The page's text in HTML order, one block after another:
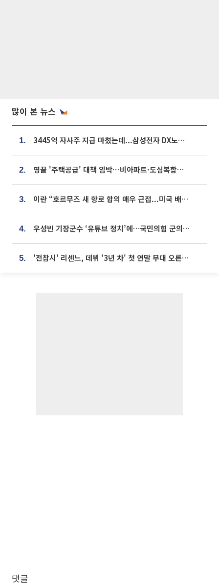
많이 본 뉴스
1. 3445억 자사주 지급 마쳤는데...삼성전자 DX노조, 뒤늦은 '떼쓰기 집회'
2. 영끌 '주택공급' 대책 임박⋯비아파트·도심복합까지 총동원
3. 이란 “호르무즈 새 항로 합의 매우 근접...미국 배상 먼저”
4. 우성빈 기장군수 ‘유튜브 정치’에…국민의힘 군의원들 집단 반발
5. '전참시' 리센느, 데뷔 '3년 차' 첫 연말 무대 오른다⋯"그동안 섭외 안 와"
댓글